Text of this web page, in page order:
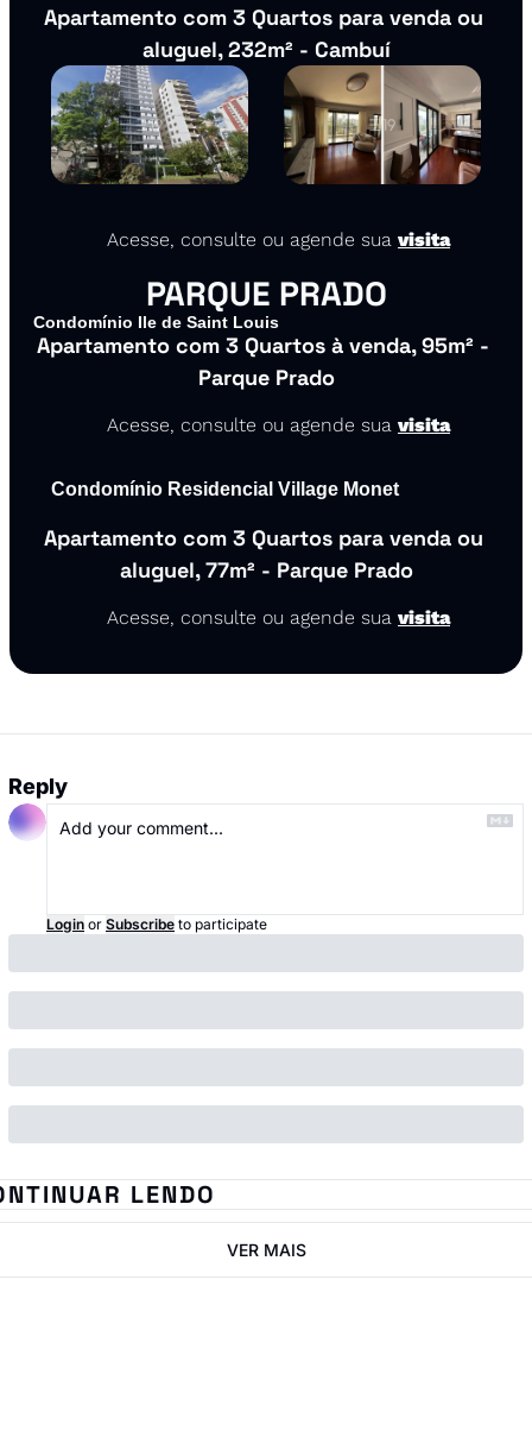
Apartamento com 3 Quartos para venda ou
aluguel, 232m² - Cambuí
Acesse, consulte ou agende sua visita
PARQUE PRADO
Condomínio Ile de Saint Louis
Apartamento com 3 Quartos à venda, 95m² -
Parque Prado
Acesse, consulte ou agende sua visita
Condomínio Residencial Village Monet
Apartamento com 3 Quartos para venda ou
aluguel, 77m² - Parque Prado
Acesse, consulte ou agende sua visita
Reply
Login or Subscribe to participate
LENDO
VER MAIS